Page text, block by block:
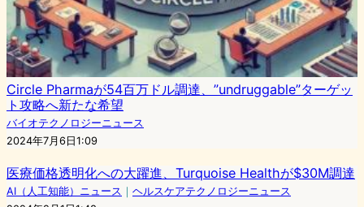
Circle Pharmaが54百万ドル調達、”un­drug­gable”ターゲッ
ト攻略へ新たな希望
バイオテクノロジーニュース
2024年7月6日1:09
医療価格透明化への大躍進、Turquoise Healthが$30M調達
AI（人工知能）ニュース ｜ ヘルスケアテクノロジーニュース